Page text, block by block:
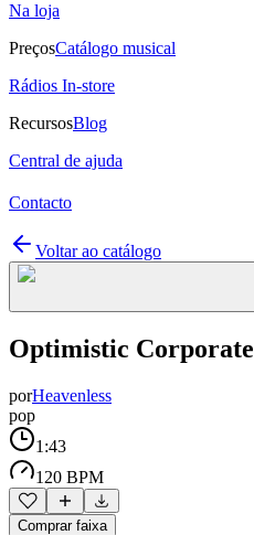
Na loja
PreçosCatálogo musical
Rádios In-store
RecursosBlog
Central de ajuda
Contacto
Voltar ao catálogo
Optimistic Corporate
porHeavenless
pop
1:43
120 BPM
Comprar faixa